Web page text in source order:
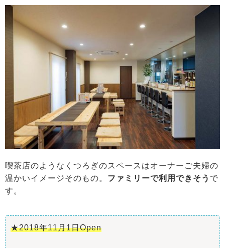
喫茶店のようなくつろぎのスペースはオーナーご夫婦の
温かいイメージそのもの。 ファミリーで利用できそう で
す。
★2018年11月1日Open